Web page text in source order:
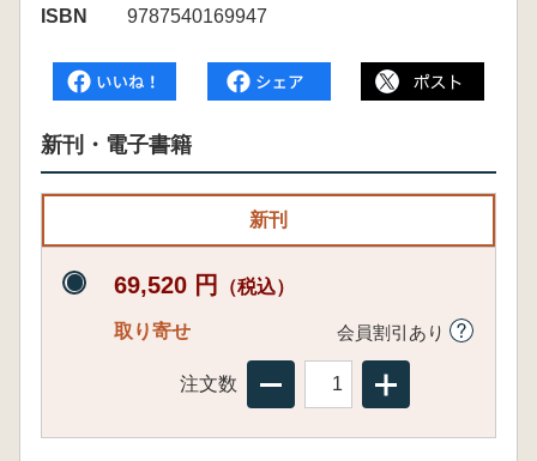
ISBN
9787540169947
新刊・電子書籍
新刊
69,520 円 （税込）
取り寄せ 会員割引あり
注文数